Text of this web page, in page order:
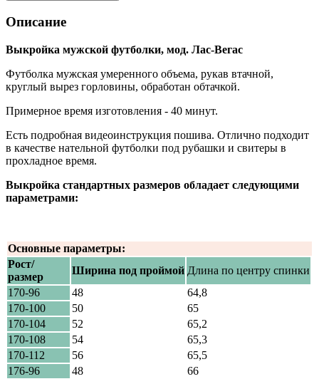
Описание
Выкройка мужской футболки, мод. Лас-Вегас
Футболка мужская умеренного объема, рукав втачной,
круглый вырез горловины, обработан обтачкой.
Примерное время изготовления - 40 минут.
Есть подробная видеоинструкция пошива. Отлично подходит
в качестве нательной футболки под рубашки и свитеры в
прохладное время.
Выкройка стандартных размеров обладает следующими
параметрами:
Основные параметры:
Рост/
размер
Ширина под проймой Длина по центру спинки
170-96
48
64,8
170-100
50
65
170-104
52
65,2
170-108
54
65,3
170-112
56
65,5
176-96
48
66